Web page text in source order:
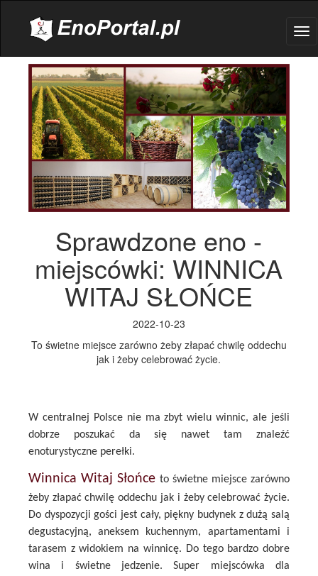
Sprawdzone eno -
miejscówki: WINNICA
WITAJ SŁOŃCE
2022-10-23
To świetne miejsce zarówno żeby złapać chwilę oddechu
jak i żeby celebrować życie.
W centralnej Polsce nie ma zbyt wielu winnic, ale jeśli
dobrze poszukać da się nawet tam znaleźć
enoturystyczne perełki.
Winnica Witaj Słońce to świetne miejsce zarówno
żeby złapać chwilę oddechu jak i żeby celebrować życie.
Do dyspozycji gości jest cały, piękny budynek z dużą salą
degustacyjną, aneksem kuchennym, apartamentami i
tarasem z widokiem na winnicę. Do tego bardzo dobre
wina i świetne jedzenie. Super miejscówka dla